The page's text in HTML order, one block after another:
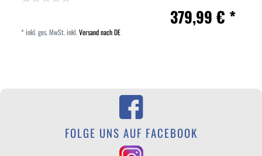
379,99 € *
*inkl. ges. MwSt.inkl.Versand nach DE
FOLGE UNS AUF FACEBOOK